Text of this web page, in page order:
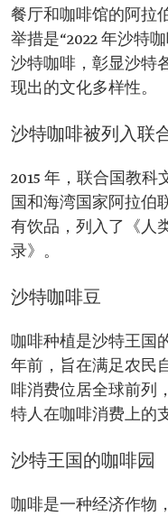
餐厅和咖啡馆的阿拉
举措是“2022 年沙特
沙特咖啡，彰显沙特
现出的文化多样性。
沙特咖啡被列入联
2015 年，联合国教
国和海湾国家阿拉伯
有饮品，列入了《人
录》。
沙特咖啡豆
咖啡种植是沙特王国
年前，旨在满足农民
啡消费位居全球前列
特人在咖啡消费上的
沙特王国的咖啡园
咖啡是一种经济作物